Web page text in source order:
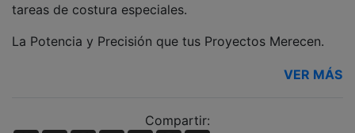
tareas de costura especiales.
La Potencia y Precisión que tus Proyectos Merecen.
VER MÁS
Compartir: